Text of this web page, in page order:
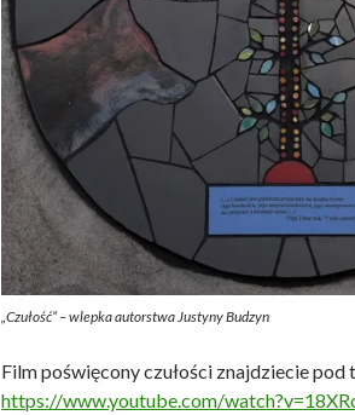
„Czułość” – wlepka autorstwa Justyny Budzyn
Film poświęcony czułości znajdziecie pod
https://www.youtube.com/